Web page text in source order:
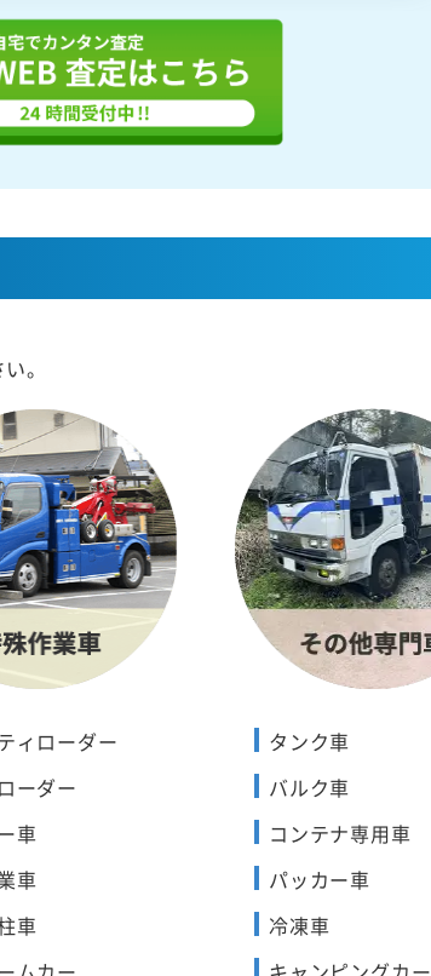
。
ィローダー
ーダー
車
車
車
タンク車
バルク車
コンテナ専用車
パッカー車
冷凍車